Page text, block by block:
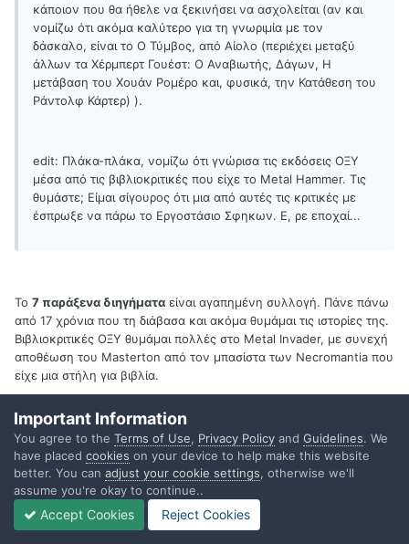
κάποιον που θα ήθελε να ξεκινήσει να ασχολείται (αν και
νομίζω ότι ακόμα καλύτερο για τη γνωριμία με τον
δάσκαλο, είναι το Ο Τύμβος, από Αίολο (περιέχει μεταξύ
άλλων τα Χέρμπερτ Γουέστ: Ο Αναβιωτής, Δάγων, Η
μετάβαση του Χουάν Ρομέρο και, φυσικά, την Κατάθεση του
Ράντολφ Κάρτερ) ).
edit: Πλάκα-πλάκα, νομίζω ότι γνώρισα τις εκδόσεις ΟΞΥ
μέσα από τις βιβλιοκριτικές που είχε το Metal Hammer. Τις
θυμάστε; Είμαι σίγουρος ότι μια από αυτές τις κριτικές με
έσπρωξε να πάρω το Εργοστάσιο Σφηκων. Ε, ρε εποχαί...
Το 7 παράξενα διηγήματα είναι αγαπημένη συλλογή. Πάνε πάνω
από 17 χρόνια που τη διάβασα και ακόμα θυμάμαι τις ιστορίες της.
Βιβλιοκριτικές ΟΞΥ θυμάμαι πολλές στο Metal Invader, με συνεχή
αποθέωση του Masterton από τον μπασίστα των Necromantia που
είχε μια στήλη για βιβλία.
Quote
Nestor
PostedSeptember 16, 2012
Important Information
You agree to the Terms of Use, Privacy Policy and Guidelines. We
have placed cookies on your device to help make this website
better. You can adjust your cookie settings, otherwise we'll
assume you're okay to continue..
Accept Cookies Reject Cookies